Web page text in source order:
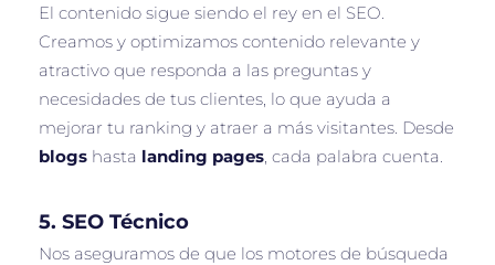
El contenido sigue siendo el rey en el SEO.
Creamos y optimizamos contenido relevante y
atractivo que responda a las preguntas y
necesidades de tus clientes, lo que ayuda a
mejorar tu ranking y atraer a más visitantes. Desde
blogs hasta landing pages , cada palabra cuenta.
5. SEO Técnico
Nos aseguramos de que los motores de búsqueda